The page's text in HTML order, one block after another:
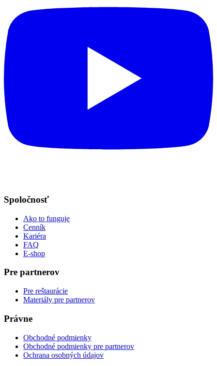
Spoločnosť
Ako to funguje
Cenník
Kariéra
FAQ
E-shop
Pre partnerov
Pre reštaurácie
Materiály pre partnerov
Právne
Obchodné podmienky
Obchodné podmienky pre partnerov
Ochrana osobných údajov